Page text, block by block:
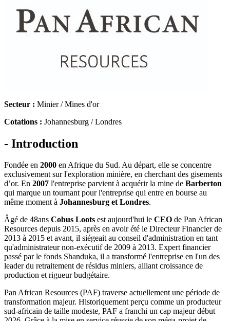
Secteur : Minier / Mines d'or
Cotations : Johannesburg / Londres
- Introduction
Fondée en 2000 en Afrique du Sud. Au départ, elle se concentre
exclusivement sur l'exploration minière, en cherchant des gisements
d’or. En 2007 l'entreprise parvient à acquérir la mine de Barberton
qui marque un tournant pour l'entreprise qui entre en bourse au
même moment à Johannesburg et Londres.
Âgé de 48ans Cobus Loots est aujourd'hui le CEO de Pan African
Resources depuis 2015, après en avoir été le Directeur Financier de
2013 à 2015 et avant, il siégeait au conseil d'administration en tant
qu'administrateur non-exécutif de 2009 à 2013. Expert financier
passé par le fonds Shanduka, il a transformé l'entreprise en l'un des
leader du retraitement de résidus miniers, alliant croissance de
production et rigueur budgétaire.
Pan African Resources (PAF) traverse actuellement une période de
transformation majeur. Historiquement perçu comme un producteur
sud-africain de taille modeste, PAF a franchi un cap majeur début